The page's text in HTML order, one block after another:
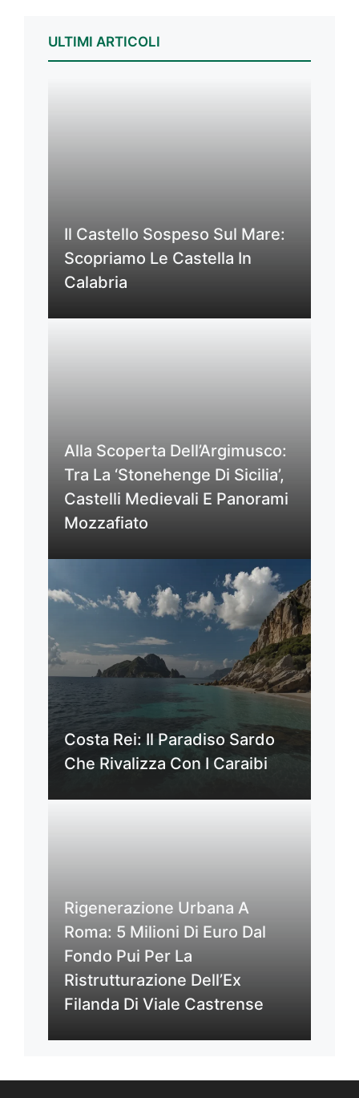
ULTIMI ARTICOLI
Il Castello Sospeso Sul Mare:
Scopriamo Le Castella In
Calabria
Alla Scoperta Dell’Argimusco:
Tra La ‘Stonehenge Di Sicilia’,
Castelli Medievali E Panorami
Mozzafiato
Costa Rei: Il Paradiso Sardo
Che Rivalizza Con I Caraibi
Rigenerazione Urbana A
Roma: 5 Milioni Di Euro Dal
Fondo Pui Per La
Ristrutturazione Dell’Ex
Filanda Di Viale Castrense